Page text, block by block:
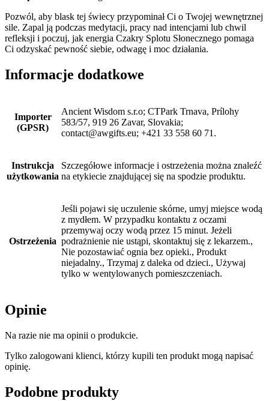
Pozwól, aby blask tej świecy przypominał Ci o Twojej wewnętrznej
sile. Zapal ją podczas medytacji, pracy nad intencjami lub chwil
refleksji i poczuj, jak energia Czakry Splotu Słonecznego pomaga
Ci odzyskać pewność siebie, odwagę i moc działania.
Informacje dodatkowe
Importer
(GPSR)
Ancient Wisdom s.r.o; CTPark Trnava, Prílohy
583/57, 919 26 Zavar, Slovakia;
contact@awgifts.eu; +421 33 558 60 71.
Instrukcja
użytkowania
Szczegółowe informacje i ostrzeżenia można znaleźć
na etykiecie znajdującej się na spodzie produktu.
Ostrzeżenia
Jeśli pojawi się uczulenie skórne, umyj miejsce wodą
z mydłem. W przypadku kontaktu z oczami
przemywaj oczy wodą przez 15 minut. Jeżeli
podrażnienie nie ustąpi, skontaktuj się z lekarzem.,
Nie pozostawiać ognia bez opieki., Produkt
niejadalny., Trzymaj z daleka od dzieci., Używaj
tylko w wentylowanych pomieszczeniach.
Opinie
Na razie nie ma opinii o produkcie.
Tylko zalogowani klienci, którzy kupili ten produkt mogą napisać
opinię.
Podobne produkty